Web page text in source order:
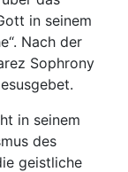
in seinem
Nach der
Sophrony
in seinem
des
geistliche